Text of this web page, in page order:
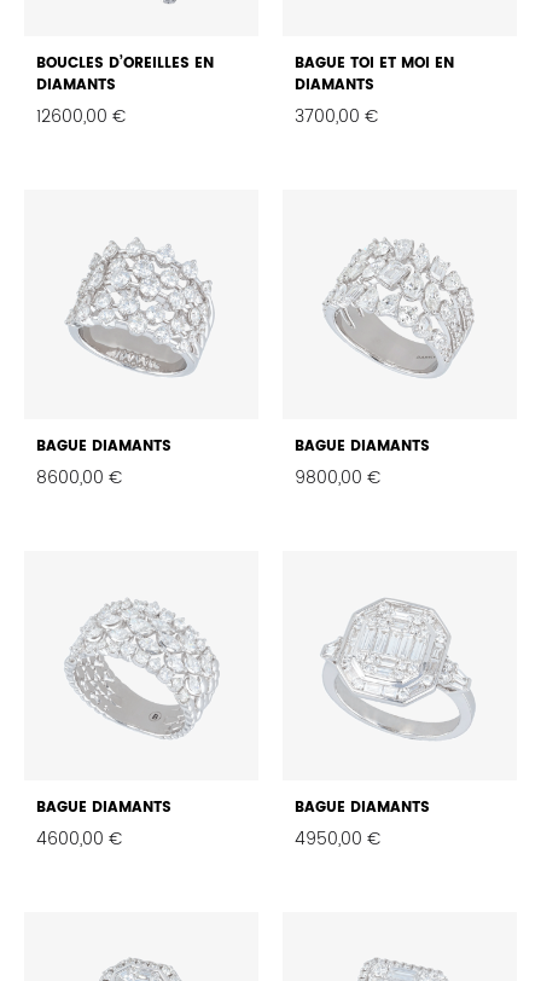
BOUCLES D’OREILLES EN
DIAMANTS
12600,00 €
BAGUE TOI ET MOI EN
DIAMANTS
3700,00 €
BAGUE DIAMANTS
8600,00 €
BAGUE DIAMANTS
9800,00 €
BAGUE DIAMANTS
4600,00 €
BAGUE DIAMANTS
4950,00 €